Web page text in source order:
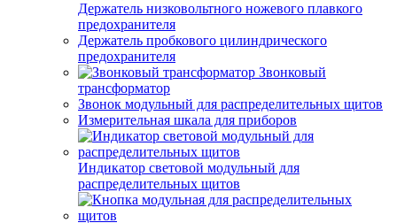
Держатель низковольтного ножевого плавкого
предохранителя
Держатель пробкового цилиндрического
предохранителя
Звонковый
трансформатор
Звонок модульный для распределительных щитов
Измерительная шкала для приборов
Индикатор световой модульный для
распределительных щитов